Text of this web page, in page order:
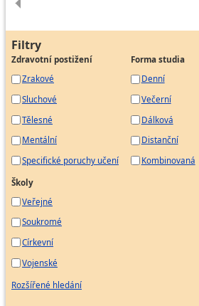
Filtry
Zdravotní postižení
Zrakové
Sluchové
Tělesné
Mentální
Specifické poruchy učení
Forma studia
Denní
Večerní
Dálková
Distanční
Kombinovaná
Školy
Veřejné
Soukromé
Církevní
Vojenské
Rozšířené hledání